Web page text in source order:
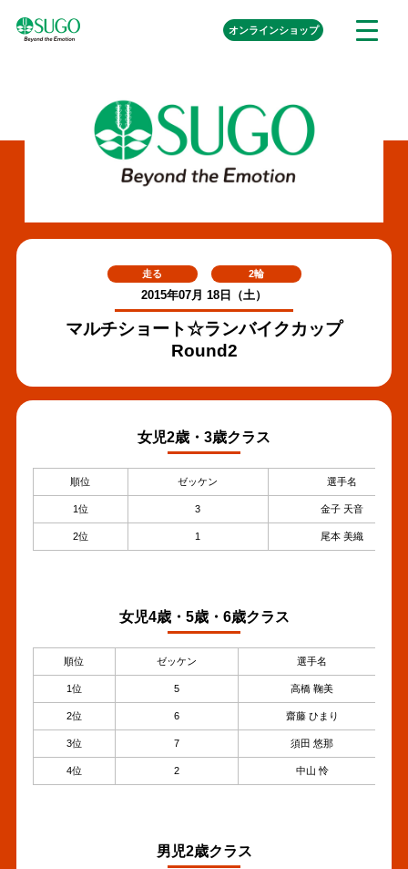
メ
オンラインショップ外
部
走る 2輪
2015年07月 18日（土）
マルチショート☆ランバイクカップ
Round2
女児2歳・3歳クラス
順位 ゼッケン 選手名
1位 3 金子 天音
2位 1 尾本 美織
女児4歳・5歳・6歳クラス
順位 ゼッケン 選手名
1位 5 高橋 鞠美
2位 6 齋藤 ひまり
3位 7 須田 悠那
4位 2 中山 怜
男児2歳クラス